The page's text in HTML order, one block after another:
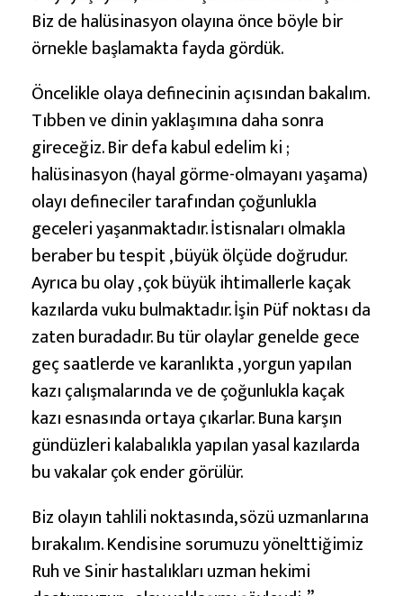
Biz de halüsinasyon olayına önce böyle bir
örnekle başlamakta fayda gördük.
Öncelikle olaya definecinin açısından bakalım.
Tıbben ve dinin yaklaşımına daha sonra
gireceğiz. Bir defa kabul edelim ki ;
halüsinasyon (hayal görme-olmayanı yaşama)
olayı defineciler tarafından çoğunlukla
geceleri yaşanmaktadır. İstisnaları olmakla
beraber bu tespit , büyük ölçüde doğrudur.
Ayrıca bu olay , çok büyük ihtimallerle kaçak
kazılarda vuku bulmaktadır. İşin Püf noktası da
zaten buradadır. Bu tür olaylar genelde gece
geç saatlerde ve karanlıkta , yorgun yapılan
kazı çalışmalarında ve de çoğunlukla kaçak
kazı esnasında ortaya çıkarlar. Buna karşın
gündüzleri kalabalıkla yapılan yasal kazılarda
bu vakalar çok ender görülür.
Biz olayın tahlili noktasında, sözü uzmanlarına
bırakalım. Kendisine sorumuzu yönelttiğimiz
Ruh ve Sinir hastalıkları uzman hekimi